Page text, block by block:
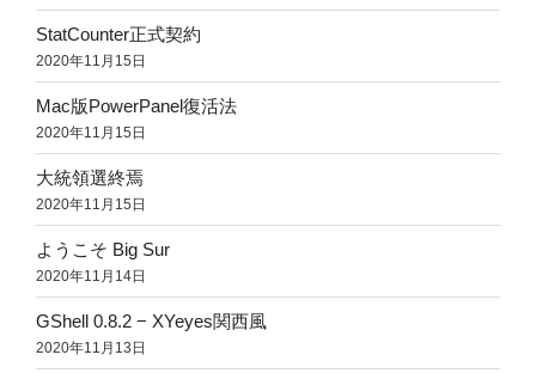
StatCounter正式契約
2020年11月15日
Mac版PowerPanel復活法
2020年11月15日
大統領選終焉
2020年11月15日
ようこそ Big Sur
2020年11月14日
GShell 0.8.2 − XYeyes関西風
2020年11月13日